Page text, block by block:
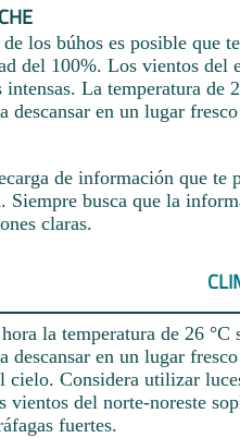
los búhos es posible que
del 100%. Los vientos del
intensas. La temperatura de
descansar en un lugar
de información que te
Siempre busca que la
claras.
la temperatura de 26
descansar en un lugar
cielo. Considera utilizar
vientos del norte-noreste
fuertes.